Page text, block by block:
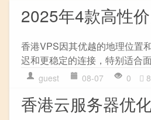
2025年4款高性
香港VPS因其优越的地理位置
迟和更稳定的连接，特别适合
guest 08-07 0
香港云服务器优